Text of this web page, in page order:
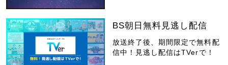
BS朝日無料見逃し配信
放送終了後、期間限定で無料配
信中！見逃し配信はTVerで！